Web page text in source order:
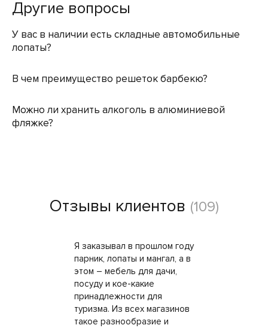
Другие вопросы
У вас в наличии есть складные автомобильные
лопаты?
В чем преимущество решеток барбекю?
Можно ли хранить алкоголь в алюминиевой
фляжке?
Отзывы клиентов (109)
Я заказывал в прошлом году
парник, лопаты и мангал, а в
этом – мебель для дачи,
посуду и кое-какие
принадлежности для
туризма. Из всех магазинов
такое разнообразие и